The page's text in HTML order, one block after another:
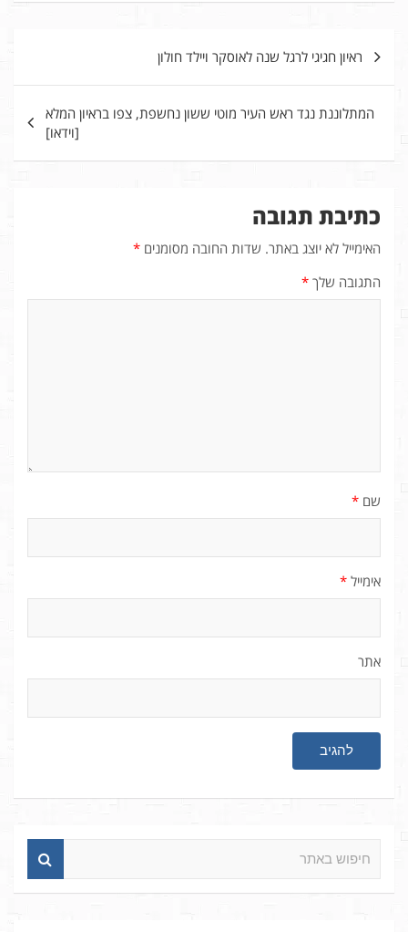
ראיון חגיגי לרגל שנה לאוסקר ויילד חולון
המתלוננת נגד ראש העיר מוטי ששון נחשפת, צפו בראיון המלא
[וידאו]
כתיבת תגובה
האימייל לא יוצג באתר. שדות החובה מסומנים *
התגובה שלך *
שם *
אימייל *
אתר